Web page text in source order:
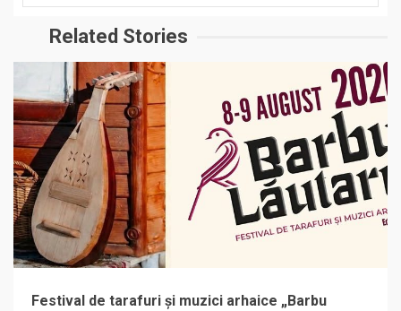
Related Stories
Festival de tarafuri și muzici arhaice „Barbu